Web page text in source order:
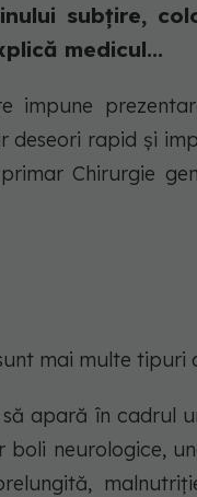
subțire,
medicul...
impune
rapid și
Chirurgie
mai multe tipuri
apară în cadrul
neurologice,